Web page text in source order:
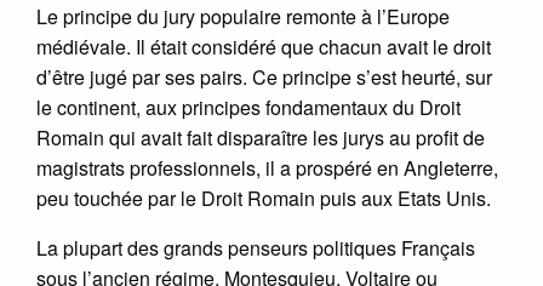
Le principe du jury populaire remonte à l’Europe
médiévale. Il était considéré que chacun avait le droit
d’être jugé par ses pairs. Ce principe s’est heurté, sur
le continent, aux principes fondamentaux du Droit
Romain qui avait fait disparaître les jurys au profit de
magistrats professionnels, il a prospéré en Angleterre,
peu touchée par le Droit Romain puis aux Etats Unis.
La plupart des grands penseurs politiques Français
sous l’ancien régime, Montesquieu, Voltaire ou